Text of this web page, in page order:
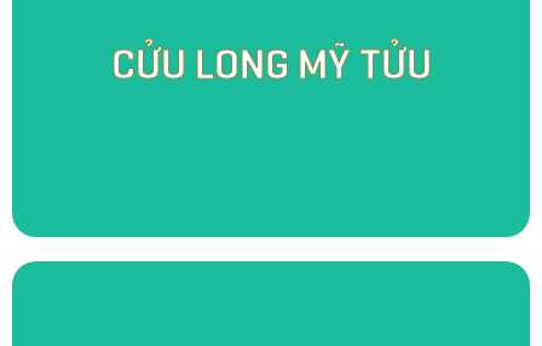
CỬU LONG MỸ TỬU
hương vị rượu đậm chất miền Tây nhưng không kém phần sang
trọng đã ra đời. Với quy trình sản xuất tỉ mỉ và chăm chút trong
từng công đoạn, chúng tôi kế thừa những tinh hoa của thế hệ đi